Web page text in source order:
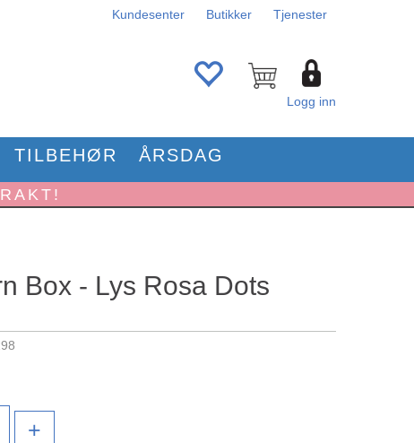
Kundesenter Butikker Tjenester
Logg inn
TILBEHØR ÅRSDAG
Box - Lys Rosa Dots
+